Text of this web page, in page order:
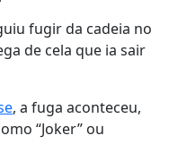
fugir da cadeia no
de cela que ia sair
, a fuga aconteceu,
“Joker” ou